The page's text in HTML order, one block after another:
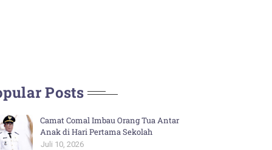
Posts
Camat Comal Imbau Orang Tua Antar
Anak di Hari Pertama Sekolah
Juli 10, 2026